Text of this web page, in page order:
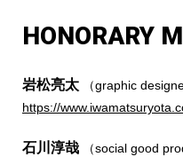
HONORARY
岩松亮太
（graphic
https://
石川淳哉
（social good